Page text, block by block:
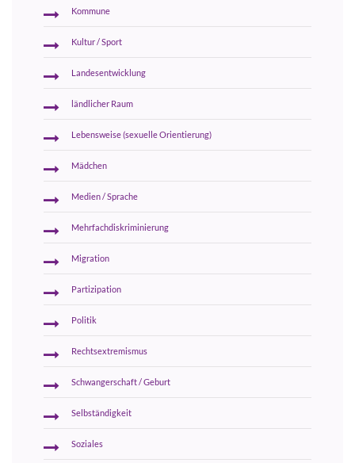
Kommune
Kultur / Sport
Landesentwicklung
ländlicher Raum
Lebensweise (sexuelle Orientierung)
Mädchen
Medien / Sprache
Mehrfachdiskriminierung
Migration
Partizipation
Politik
Rechtsextremismus
Schwangerschaft / Geburt
Selbständigkeit
Soziales